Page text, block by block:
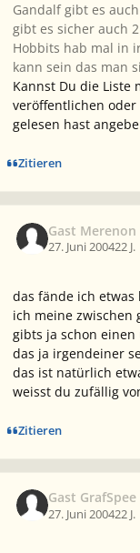
Gandalf gibt es
gibt es sicher auch
Hobbits hab mal in
kann sein das man
Kannst Du die Liste
veröffentlichen oder
gelesen hast
Zitieren
Gast Merenon
27. Juni 200422 J.
das fände ich etwas
ich meine zwischen
gibts ja schon
das ja irgendeiner
das ist natürlich
weisst du zufällig
Zitieren
Gast GrafSpee
27. Juni 200422 J.